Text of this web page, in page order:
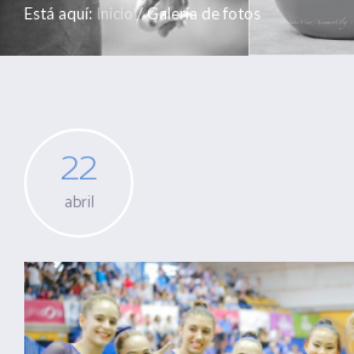
Está aquí: Inicio /Galería de fotos
22
abril